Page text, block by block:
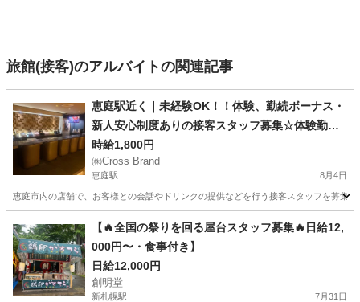
旅館(接客)のアルバイトの関連記事
恵庭駅近く｜未経験OK！！体験、勤続ボーナス・
新人安心制度ありの接客スタッフ募集☆体験勤務
OK☆
時給1,800円
㈱Cross Brand
恵庭駅 8月4日
恵庭市内の店舗で、お客様との会話やドリンクの提供などを行う接客スタッフを募集
恵庭駅 その他 スタッフ
【🔥全国の祭りを回る屋台スタッフ募集🔥日給12,
000円〜・食事付き】
日給12,000円
創明堂
新札幌駅 7月31日